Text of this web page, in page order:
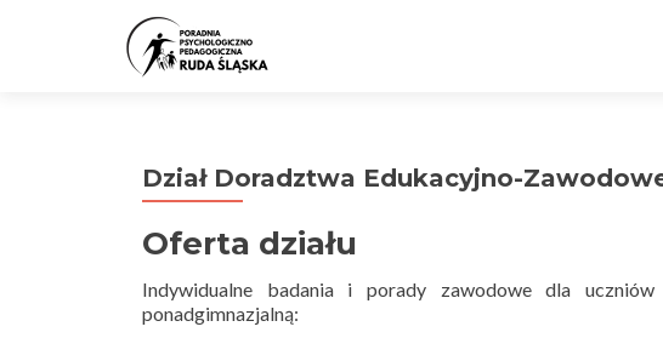
Dział Doradztwa Edukacyjno-
Oferta działu
Indywidualne badania i porady zawodowe dla uczniów
ponadgimnazjalną: